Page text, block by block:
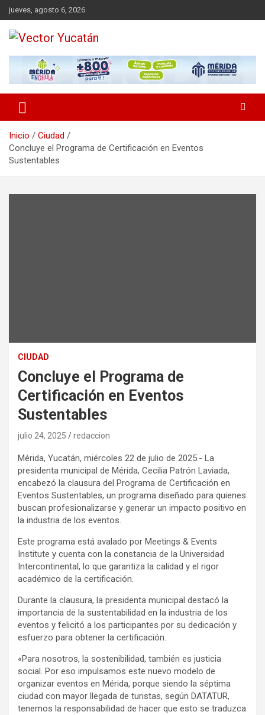
Saltar
al
contenido
jueves, agosto 6, 2026
Vector Yucatán
Inicio
Ciudad
Concluye el Programa de Certificación en Eventos
Sustentables
CIUDAD
Concluye el Programa de
Certificación en Eventos
Sustentables
julio 24, 2025 redaccion
Mérida, Yucatán, miércoles 22 de julio de 2025.- La
presidenta municipal de Mérida, Cecilia Patrón Laviada,
encabezó la clausura del Programa de Certificación en
Eventos Sustentables, un programa diseñado para quienes
buscan profesionalizarse y generar un impacto positivo en
la industria de los eventos.
Este programa está avalado por Meetings & Events
Institute y cuenta con la constancia de la Universidad
Intercontinental, lo que garantiza la calidad y el rigor
académico de la certificación.
Durante la clausura, la presidenta municipal destacó la
importancia de la sustentabilidad en la industria de los
eventos y felicitó a los participantes por su dedicación y
esfuerzo para obtener la certificación.
«Para nosotros, la sostenibilidad, también es justicia
social. Por eso impulsamos este nuevo modelo de
organizar eventos en Mérida, porque siendo la séptima
ciudad con mayor llegada de turistas, según DATATUR,
tenemos la responsabilidad de hacer que esto se traduzca